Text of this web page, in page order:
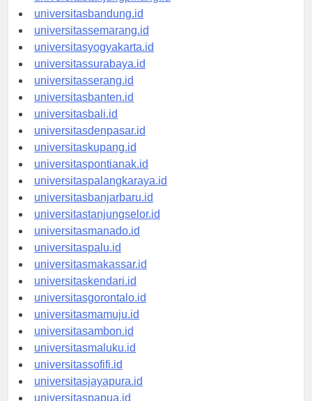
universitastanjungpinang.id
universitasbandung.id
universitassemarang.id
universitasyogyakarta.id
universitassurabaya.id
universitasserang.id
universitasbanten.id
universitasbali.id
universitasdenpasar.id
universitaskupang.id
universitaspontianak.id
universitaspalangkaraya.id
universitasbanjarbaru.id
universitastanjungselor.id
universitasmanado.id
universitaspalu.id
universitasmakassar.id
universitaskendari.id
universitasgorontalo.id
universitasmamuju.id
universitasambon.id
universitasmaluku.id
universitassofifi.id
universitasjayapura.id